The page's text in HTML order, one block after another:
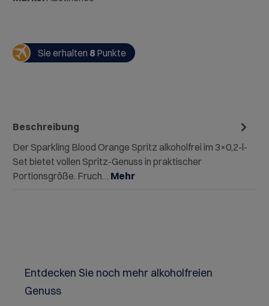
Sie erhalten 8 Punkte
Beschreibung
Der Sparkling Blood Orange Spritz alkoholfrei im 3×0,2-l-
Set bietet vollen Spritz-Genuss in praktischer
Portionsgröße. Fruch… Mehr
Produktgalerie überspringen
Entdecken Sie noch mehr alkoholfreien
Genuss